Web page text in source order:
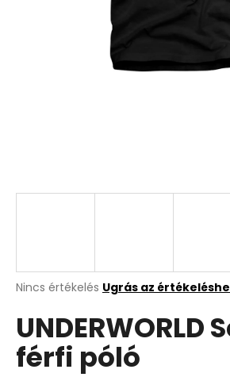
A
átlagos
értékelése
5-
ből
Nincs értékelés Ugrás az
UNDERWORLD
férfi póló